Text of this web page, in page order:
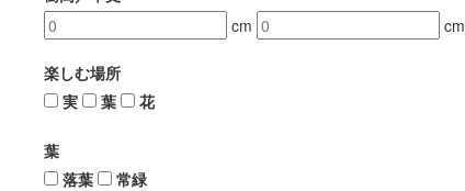
cm
cm
楽しむ場所
実
葉 花
葉
落葉
常緑